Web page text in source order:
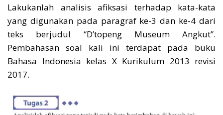
Lakukanlah analisis afiksasi terhadap kata-kata
yang digunakan pada paragraf ke-3 dan ke-4 dari
teks berjudul “D’topeng Museum Angkut”.
Pembahasan soal kali ini terdapat pada buku
Bahasa Indonesia kelas X Kurikulum 2013 revisi
2017.